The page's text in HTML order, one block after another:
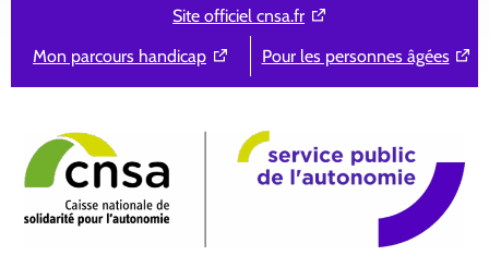
Site officiel cnsa.fr
Mon parcours handicap
Pour les personnes âgées